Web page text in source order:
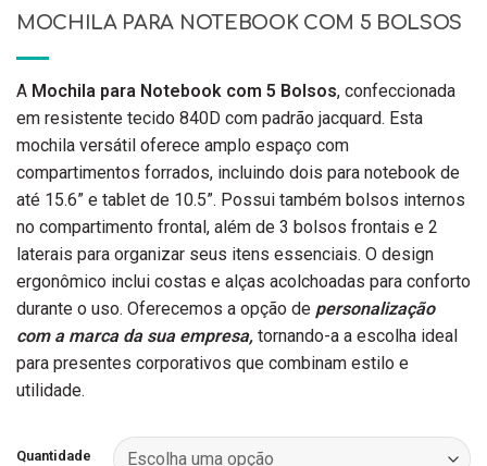
MOCHILA PARA NOTEBOOK COM 5 BOLSOS
A Mochila para Notebook com 5 Bolsos, confeccionada
em resistente tecido 840D com padrão jacquard. Esta
mochila versátil oferece amplo espaço com
compartimentos forrados, incluindo dois para notebook de
até 15.6” e tablet de 10.5”. Possui também bolsos internos
no compartimento frontal, além de 3 bolsos frontais e 2
laterais para organizar seus itens essenciais. O design
ergonômico inclui costas e alças acolchoadas para conforto
durante o uso. Oferecemos a opção de personalização
com a marca da sua empresa, tornando-a a escolha ideal
para presentes corporativos que combinam estilo e
utilidade.
Quantidade